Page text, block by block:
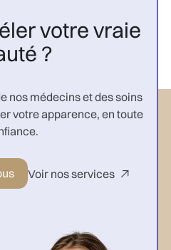
votre vraie
?
nos médecins et des soins
votre apparence, en toute
Voir nos services 